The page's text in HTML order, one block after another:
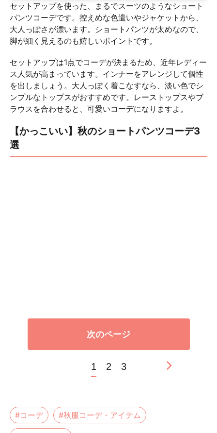
セットアップを使った、まるでスーツのようなショート
パンツコーデです。控えめな色遣いやジャケットから、
大人っぽさが漂います。ショートパンツが太めなので、
脚が細く見えるのも嬉しいポイントです。
セットアップは1点でコーデが決まるため、近年レディー
ス人気が高まっています。インナーをアレンジして個性
を出しましょう。大人っぽく着こなすなら、淡い色でシ
ンプルなトップスがおすすめです。レーストップスやブ
ラウスを合わせると、可愛いコーデになりますよ。
【かっこいい】秋のショートパンツコーデ3
選
次のページ
1 2 3
#コーデ #秋服コーデ・アイテム